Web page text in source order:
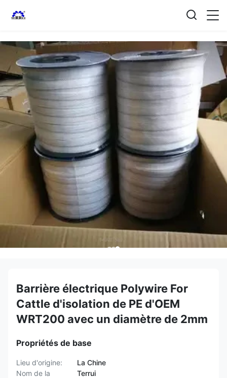
Barrière électrique Polywire For
Cattle d'isolation de PE d'OEM
WRT200 avec un diamètre de 2mm
Propriétés de base
Lieu d'origine:
La Chine
Nom de la
Terrui